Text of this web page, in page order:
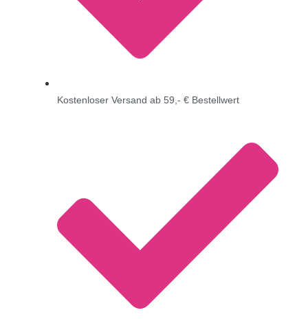
Kostenloser Versand ab 59,- € Bestellwert